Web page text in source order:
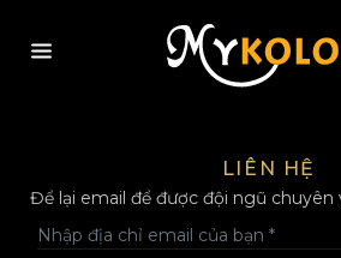
LIÊN HỆ
Để lại email để được đội ngũ chuyên